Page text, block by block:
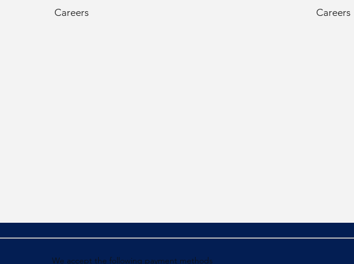
Careers
Careers
We accept the following payment methods